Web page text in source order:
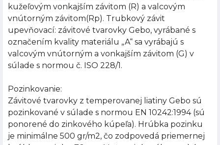
kužeľovým vonkajším závitom (R) a valcovým
vnútorným závitom(Rp). Trubkový závit
upevňovací: závitové tvarovky Gebo, vyrábané s
označením kvality materiálu „A“ sa vyrábajú s
valcovým vnútorným a vonkajším závitom (G) v
súlade s normou č. ISO 228/1.
Pozinkovanie:
Závitové tvarovky z temperovanej liatiny Gebo sú
pozinkované v súlade s normou EN 10242:1994 (sú
ponorené do zinkového kúpeľa). Hrúbka pozinku
je minimálne 500 gr/m2, čo zodpovedá priemernej